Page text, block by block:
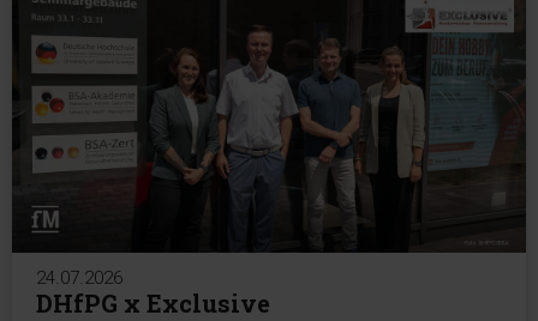
24.07.2026
DHfPG x Exclusive